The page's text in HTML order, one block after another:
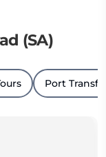
(SA)
Port